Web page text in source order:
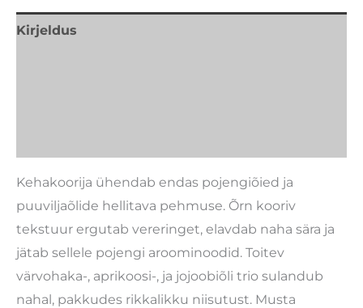
Kirjeldus
Kehakoorija ühendab endas pojengiõied ja
puuviljaõlide hellitava pehmuse. Õrn kooriv
tekstuur ergutab vereringet, elavdab naha sära ja
jätab sellele pojengi aroominoodid. Toitev
värvohaka-, aprikoosi-, ja jojoobiõli trio sulandub
nahal, pakkudes rikkalikku niisutust. Musta